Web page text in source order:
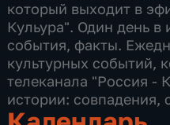
который выходит в
Кульура". Один день в
события, факты.
культурных событий,
телеканала "Россия -
истории: совпадения,